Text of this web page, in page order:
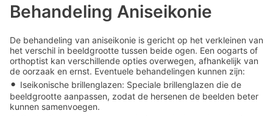
Behandeling Aniseikonie
De behandeling van aniseikonie is gericht op het verkleinen van
het verschil in beeldgrootte tussen beide ogen. Een oogarts of
orthoptist kan verschillende opties overwegen, afhankelijk van
de oorzaak en ernst. Eventuele behandelingen kunnen zijn:
• Iseikonische brillenglazen: Speciale brillenglazen die de
beeldgrootte aanpassen, zodat de hersenen de beelden beter
kunnen samenvoegen.